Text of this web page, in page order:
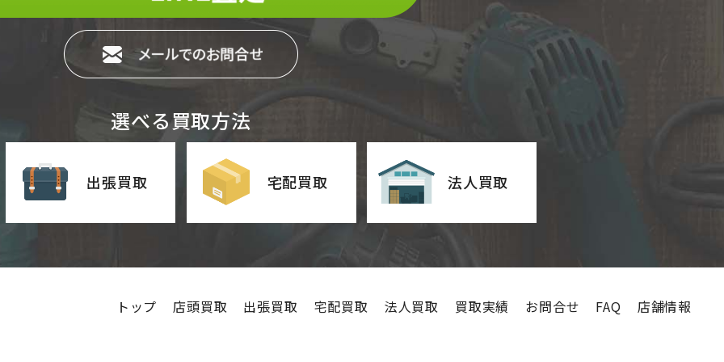
選べる買取方法
出張買取 宅配買取 法人買取
トップ 店頭買取 出張買取 宅配買取 法人買取 買取実績 お問合せ FAQ 店舗情報